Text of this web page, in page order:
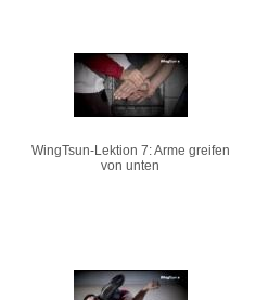
WingTsun-Lektion 7: Arme greifen
von unten